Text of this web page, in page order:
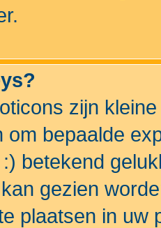
zijn
om bepaalde
betekend
gezien
plaatsen in uw